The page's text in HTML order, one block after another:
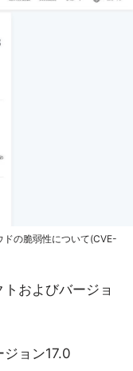
の脆弱性について(CVE-
およびバージョ
ョン17.0